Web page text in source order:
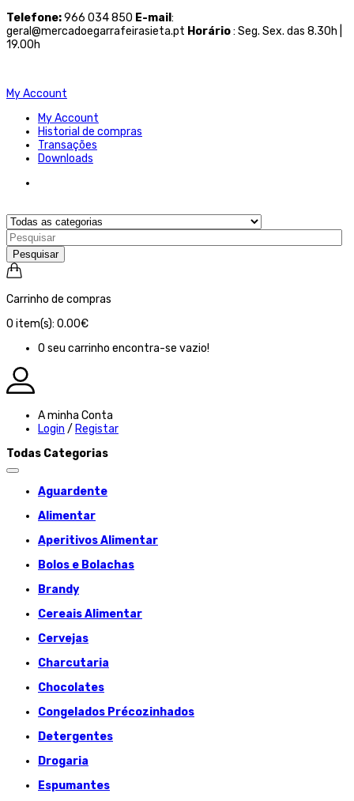
Telefone:966 034 850 E-mail :
geral@mercadoegarrafeirasieta.pt Horário: Seg. Sex. das 8.30h |
19.00h
My Account
My Account
Historial de compras
Transações
Downloads
Pesquisar
Carrinho de compras
0 item(s): 0.00€
O seu carrinho encontra-se vazio!
A minha Conta
Login / Registar
Todas Categorias
Aguardente
Alimentar
Aperitivos Alimentar
Bolos e Bolachas
Brandy
Cereais Alimentar
Cervejas
Charcutaria
Chocolates
Congelados Précozinhados
Detergentes
Drogaria
Espumantes